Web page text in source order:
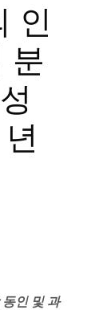
인
분
인 및 과